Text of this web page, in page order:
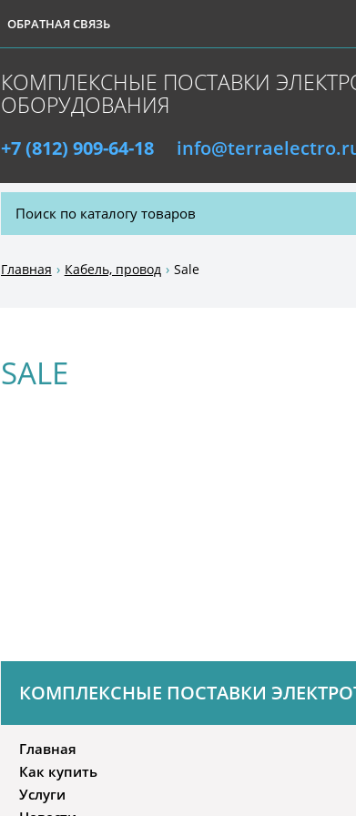
ОБРАТНАЯ СВЯЗЬ
КОМПЛЕКСНЫЕ ПОСТАВКИ
ОБОРУДОВАНИЯ
+7 (812) 909-64-18
Главная Кабель, провод Sale
SALE
КОМПЛЕКСНЫЕ ПОСТАВКИ
Главная
Как купить
Услуги